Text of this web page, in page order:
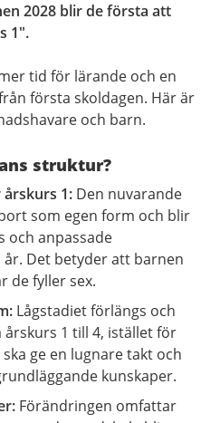
2028 blir de första att
1".
tid för lärande och en
första skoldagen. Här är
och barn.
struktur?
1: Den nuvarande
som egen form och blir
och anpassade
Det betyder att barnen
de fyller sex.
Lågstadiet förlängs och
1 till 4, istället för
ge en lugnare takt och
kunskaper.
Förändringen omfattar